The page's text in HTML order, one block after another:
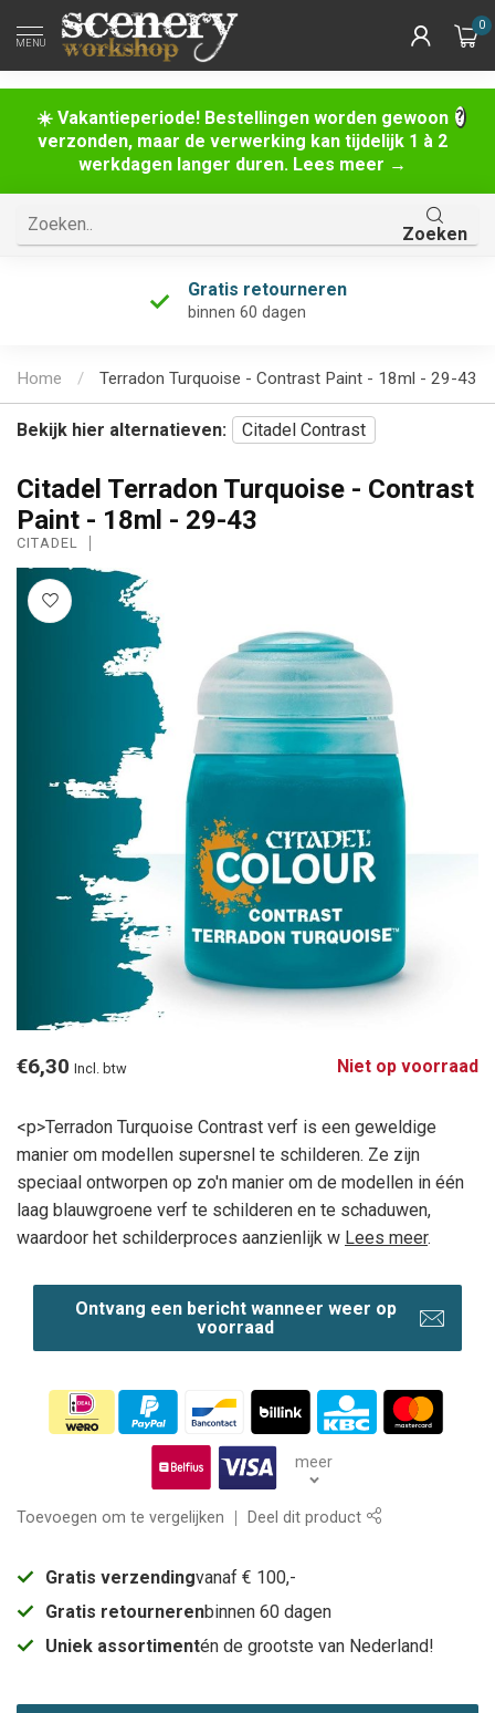
☀️ Vakantieperiode! Bestellingen worden gewoon
verzonden, maar de verwerking kan tijdelijk 1 à 2
werkdagen langer duren. Lees meer →
MENU
0
Zoeken
Gratis retourneren
binnen 60 dagen
Home / Terradon Turquoise - Contrast Paint - 18ml - 29-43
Bekijk hier alternatieven: Citadel Contrast
Citadel Terradon Turquoise - Contrast
Paint - 18ml - 29-43
CITADEL
€6,30 Incl. btw Niet op voorraad
<p>Terradon Turquoise Contrast verf is een geweldige
manier om modellen supersnel te schilderen. Ze zijn
speciaal ontworpen op zo'n manier om de modellen in één
laag blauwgroene verf te schilderen en te schaduwen,
waardoor het schilderproces aanzienlijk w Lees meer.
Ontvang een bericht wanneer weer op
voorraad
meer
Toevoegen om te vergelijken Deel dit product
Gratis verzendingvanaf € 100,-
Gratis retournerenbinnen 60 dagen
Uniek assortimentén de grootste van Nederland!